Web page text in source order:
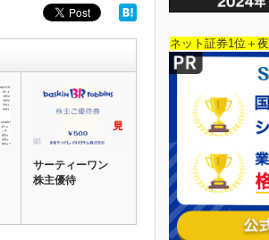
サーティーワン
株主優待
ネット証券1位＋